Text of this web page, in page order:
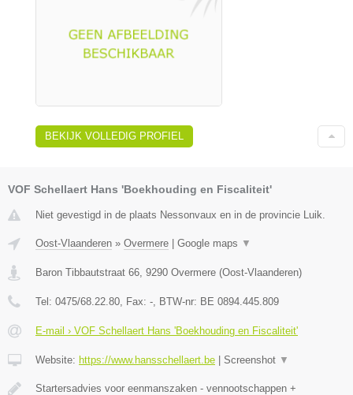
BEKIJK VOLLEDIG PROFIEL
VOF Schellaert Hans 'Boekhouding en Fiscaliteit'
Niet gevestigd in de plaats Nessonvaux en in de provincie Luik.
Oost-Vlaanderen » Overmere | Google maps ▼
Baron Tibbautstraat 66 9290 Overmere (Oost-Vlaanderen)
Tel: 0475/68.22.80 , Fax: - , BTW-nr: BE 0894.445.809
E-mail › VOF Schellaert Hans 'Boekhouding en Fiscaliteit'
Website: https://www.hansschellaert.be | Screenshot ▼
Startersadvies voor eenmanszaken - vennootschappen +